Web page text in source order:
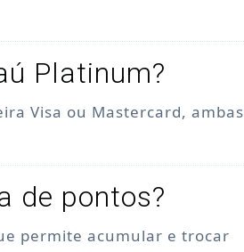
Platinum?
Visa ou Mastercard, ambas
de pontos?
permite acumular e trocar